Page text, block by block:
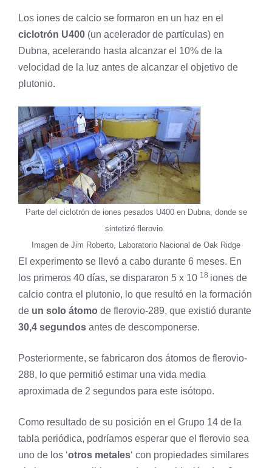
Los iones de calcio se formaron en un haz en el
ciclotrón U400 (un acelerador de partículas) en
Dubna, acelerando hasta alcanzar el 10% de la
velocidad de la luz antes de alcanzar el objetivo de
plutonio.
Parte del ciclotrón de iones pesados ​​U400 en Dubna, donde se
sintetizó flerovio.
Imagen de Jim Roberto, Laboratorio Nacional de Oak Ridge
El experimento se llevó a cabo durante 6 meses. En
los primeros 40 días, se dispararon 5 x 10 18 iones de
calcio contra el plutonio, lo que resultó en la formación
de un solo átomo de flerovio-289, que existió durante
30,4 segundos antes de descomponerse.
Posteriormente, se fabricaron dos átomos de flerovio-
288, lo que permitió estimar una vida media
aproximada de 2 segundos para este isótopo.
Como resultado de su posición en el Grupo 14 de la
tabla periódica, podríamos esperar que el flerovio sea
uno de los ‘otros metales‘ con propiedades similares